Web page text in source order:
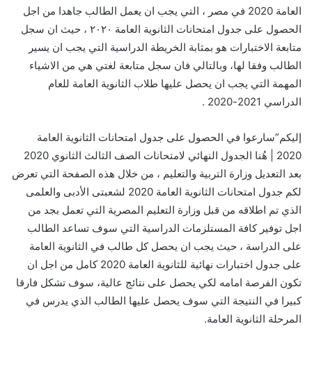
العامة 2020 في مصر ، التي يجب ان يعمل الطالب جاهدا من اجل
الحصول على جدول امتحانات الثانوية العامة ٢٠٢٠ ، حيث ان سجل
متابعة الاختبارات هو بمثابة الخريطة الدراسية التي يجب ان يسير
الطالب وفقا لها، وبالتالي فان سجل متابعة لغتي هي من الاشياء
المهمة التي يجب ان يحصل عليها طلاب الثانوية العامة للعام
الدراسي 2021-2020 .
إليكم”سارعوا في الحصول على جدول امتحانات الثانوية العامة
2020 | هُنا الجدول النهائي لامتحانات الصف الثالث الثانوي 2020
بعد التعديل وزارة التربية والتعليم ، من خلال هذه الصفحة التي تعرض
لكم جدول امتحانات الثانوية العامة 2020 لشعبتى الأدبى والعلمى
الذي تم اطلاقه من قبل وزارة التعليم المصرية التي تعمل بجد من
اجل توفير كافة المستلزمات الدراسية التي سوف تساعد الطالب
على الدراسة ، حيث يجب ان يحصل كل طالب في الثانوية العامة
على جدول اختبارات نهائية للثانوية العامة 2020 كامل من اجل ان
تكون الفرصة امامه لكي يحصل على نتائج عالية، سوف تشكل فارقا
كبيرا في النتيجة التي سوف يحصل عليها الطالب الذي يدرس في
المرحلة الثانوية العامة.